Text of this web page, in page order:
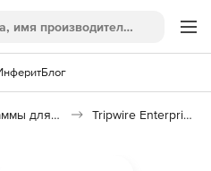
Блог
Программы для защиты информации Tripwire Enterprise